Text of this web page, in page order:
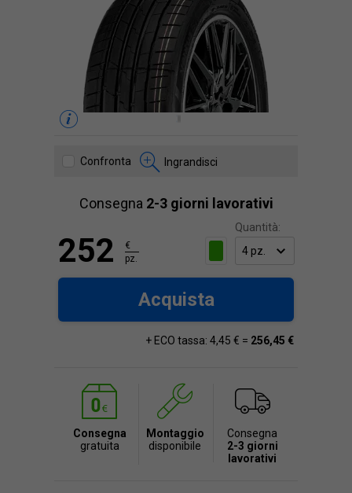
Confronta Ingrandisci
Consegna 2-3 giorni lavorativi
Quantità:
252
€
pz.
Acquista
+ ECO tassa: 4,45 € = 256,45 €
Consegna
gratuita
Montaggio
disponibile
Consegna
2-3 giorni
lavorativi